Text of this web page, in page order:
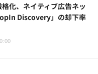
化、ネイティブ広告ネッ
Discovery」の却下率